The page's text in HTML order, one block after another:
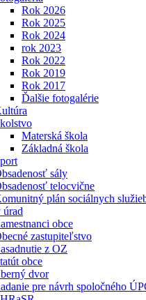
Rok 2026
Rok 2025
Rok 2024
rok 2023
Rok 2022
Rok 2019
Rok 2017
Ďalšie fotogalérie
Materská škola
Základná škola
sály
telocvične
plán sociálnych
úrad
obce
zastupiteľstvo
z OZ
obce
dvor
pre návrh spoločného